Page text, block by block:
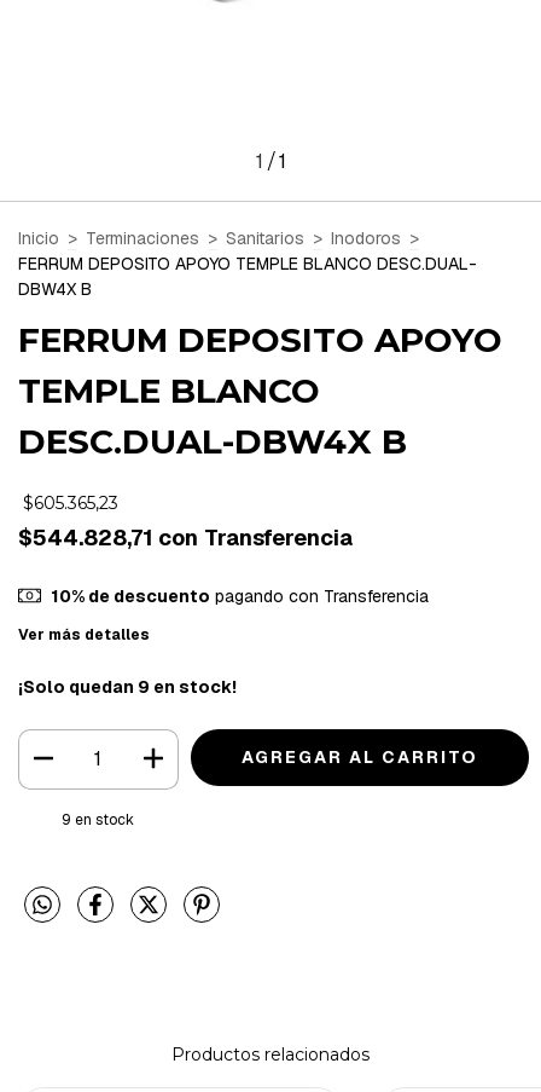
1 /1
Inicio > Terminaciones > Sanitarios > Inodoros >
FERRUM DEPOSITO APOYO TEMPLE BLANCO DESC.DUAL-
DBW4X B
FERRUM DEPOSITO APOYO
TEMPLE BLANCO
DESC.DUAL-DBW4X B
$605.365,23
$544.828,71 con Transferencia
10% de descuento pagando con Transferencia
Ver más detalles
¡Solo quedan 9 en stock!
9 en stock
Productos relacionados